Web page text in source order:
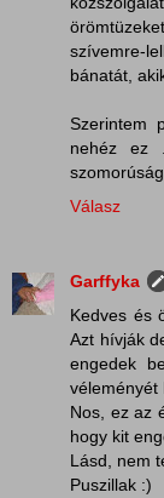
szívemre-
bánatát,
Szerintem
nehéz ez
Válasz
Garffyka
Kedves és
Azt hívják
engedek
véleményét
Nos, ez az
hogy kit
Lásd, nem
Puszillak :)